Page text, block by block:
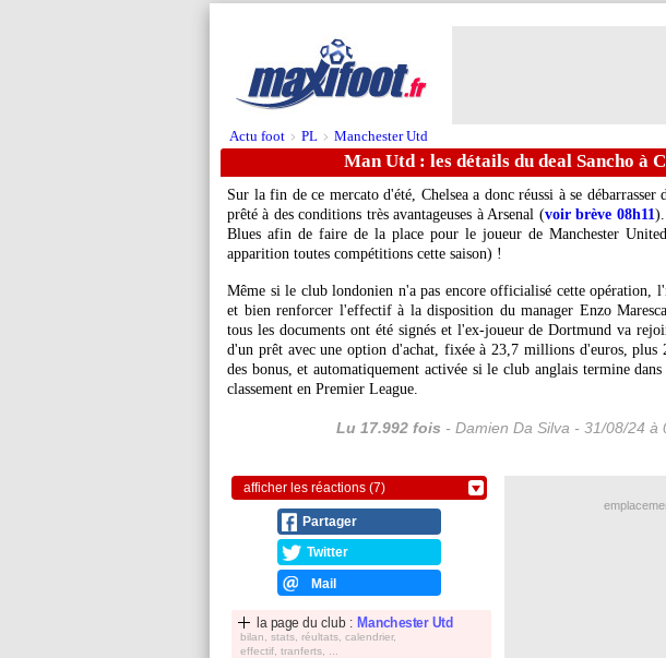
Actu foot > PL > Manchester Utd
Man Utd : les détails du deal Sancho à
Sur la fin de ce mercato d'été, Chelsea a donc réussi à se
prêté à des conditions très avantageuses à Arsenal (voir brève 08h11).
Blues afin de faire de la place pour le joueur de Manchester
apparition toutes compétitions cette saison) !
Même si le club londonien n'a pas encore officialisé cette opération,
et bien renforcer l'effectif à la disposition du manager Enzo
tous les documents ont été signés et l'ex-joueur de Dortmund va
d'un prêt avec une option d'achat, fixée à 23,7 millions d'euros, plus
des bonus, et automatiquement activée si le club anglais termine
classement en Premier League.
Lu 17.992 fois - Damien Da Silva - 31/08/24 à
afficher les réactions (7)
Partager
Twitter
Mail
la page du club : Manchester Utd
bilan, stats, réultats, calendrier,
effectif, tranferts, ...